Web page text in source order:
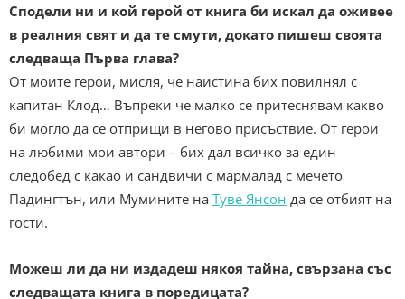
Сподели ни и кой герой от книга би искал да оживее
в реалния свят и да те смути, докато пишеш своята
следваща Първа глава?
От моите герои, мисля, че наистина бих повилнял с
капитан Клод… Въпреки че малко се притеснявам какво
би могло да се отприщи в негово присъствие. От герои
на любими мои автори – бих дал всичко за един
следобед с какао и сандвичи с мармалад с мечето
Падингтън, или Мумините на Туве Янсон да се отбият на
гости.
Можеш ли да ни издадеш някоя тайна, свързана със
следващата книга в поредицата?